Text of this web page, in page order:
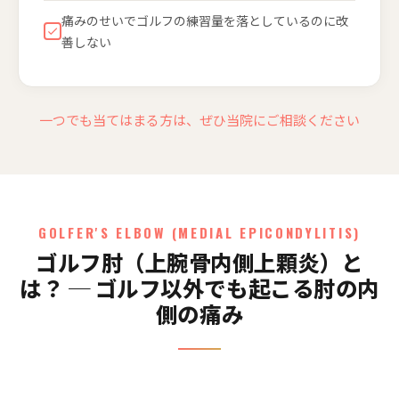
痛みのせいでゴルフの練習量を落としているのに改
善しない
一つでも当てはまる方は、ぜひ当院にご相談ください
GOLFER'S ELBOW (MEDIAL EPICONDYLITIS)
ゴルフ肘（上腕骨内側上顆炎）と
は？ ─ ゴルフ以外でも起こる肘の内
側の痛み